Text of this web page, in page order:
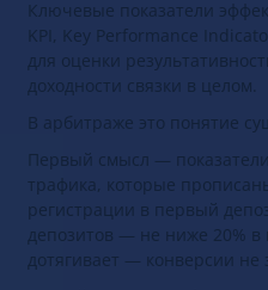
Ключевые показатели
KPI, Key Performance
для оценки
доходности связки в целом.
В арбитраже это понятие
Первый смысл —
трафика, которые
регистрации в первый
депозитов — не ниже 20%
дотягивает — конверсии